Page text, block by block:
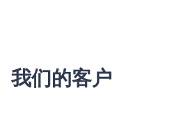
我们的客户